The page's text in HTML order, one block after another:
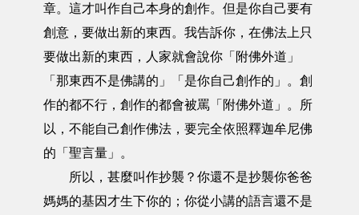
章。這才叫作自己本身的創作。但是你自己要有
創意，要做出新的東西。我告訴你，在佛法上只
要做出新的東西，人家就會說你「附佛外道」
「那東西不是佛講的」「是你自己創作的」。創
作的都不行，創作的都會被罵「附佛外道」。所
以，不能自己創作佛法，要完全依照釋迦牟尼佛
的「聖言量」。
所以，甚麼叫作抄襲？你還不是抄襲你爸爸
媽媽的基因才生下你的；你從小講的語言還不是